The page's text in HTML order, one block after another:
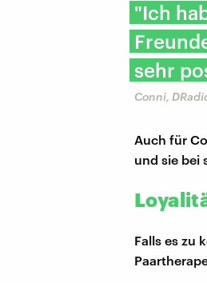
"Ich
sehr
Conni,
Auch für
und sie bei
Falls es zu